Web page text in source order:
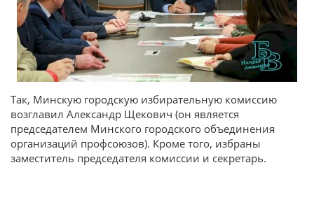
Так, Минскую городскую избирательную комиссию
возглавил Александр Щекович (он является
председателем Минского городского объединения
организаций профсоюзов). Кроме того, избраны
заместитель председателя комиссии и секретарь.